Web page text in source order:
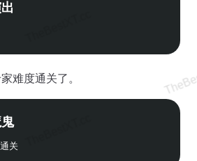
难度通关了。
关